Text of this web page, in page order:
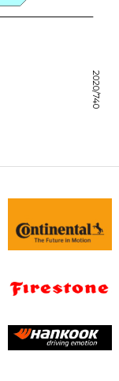
2020/740